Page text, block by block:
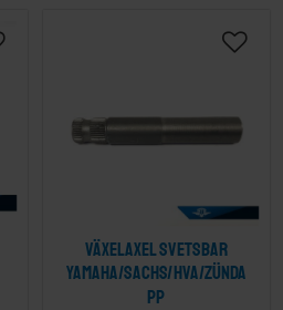
Växelaxel svetsbar
Yamaha/Sachs/HVA/Zünda
pp